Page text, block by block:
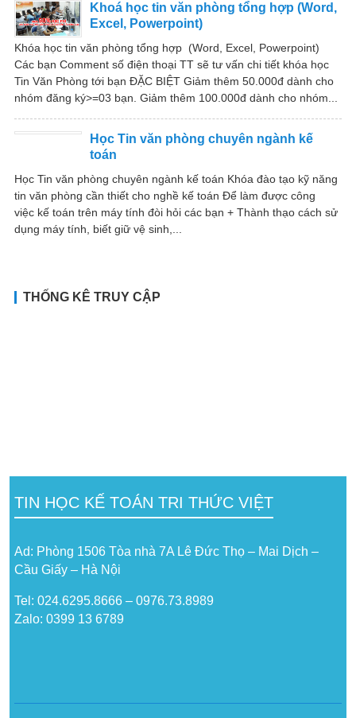
Khoá học tin văn phòng tổng hợp (Word,
Excel, Powerpoint)
Khóa học tin văn phòng tổng hợp (Word, Excel, Powerpoint)
Các bạn Comment số điện thoại TT sẽ tư vấn chi tiết khóa học
Tin Văn Phòng tới bạn ĐẶC BIỆT Giảm thêm 50.000đ dành cho
nhóm đăng ký>=03 bạn. Giảm thêm 100.000đ dành cho nhóm...
Học Tin văn phòng chuyên ngành kế
toán
Học Tin văn phòng chuyên ngành kế toán Khóa đào tạo kỹ năng
tin văn phòng cần thiết cho nghề kế toán Để làm được công
việc kế toán trên máy tính đòi hỏi các bạn + Thành thạo cách sử
dụng máy tính, biết giữ vệ sinh,...
THỐNG KÊ TRUY CẬP
TIN HỌC KẾ TOÁN TRI THỨC VIỆT
Ad: Phòng 1506 Tòa nhà 7A Lê Đức Thọ – Mai Dịch –
Cầu Giấy – Hà Nội
Tel: 024.6295.8666 – 0976.73.8989
Zalo: 0399 13 6789